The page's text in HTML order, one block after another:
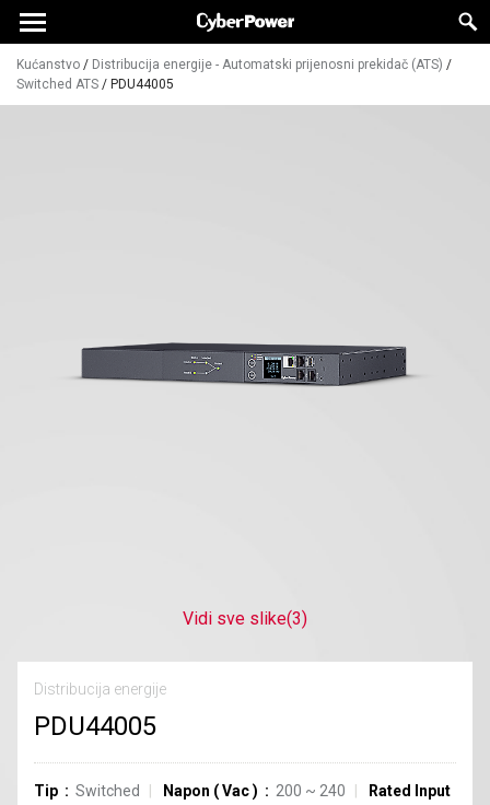
Kućanstvo / Distribucija energije - Automatski prijenosni prekidač (ATS) /
Switched ATS / PDU44005
Vidi sve slike(3)
Distribucija energije
PDU44005
Tip Switched Napon (Vac) 200 ~ 240
Rated Input